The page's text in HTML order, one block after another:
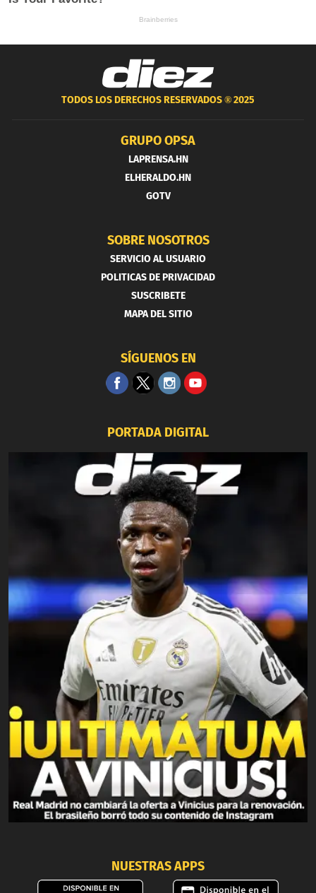
TODOS LOS DERECHOS RESERVADOS ®2025
GRUPO OPSA
LAPRENSA.HN
ELHERALDO.HN
GOTV
SOBRE NOSOTROS
SERVICIO AL USUARIO
POLITICAS DE PRIVACIDAD
SUSCRIBETE
MAPA DEL SITIO
SÍGUENOS EN
PORTADA DIGITAL
NUESTRAS APPS